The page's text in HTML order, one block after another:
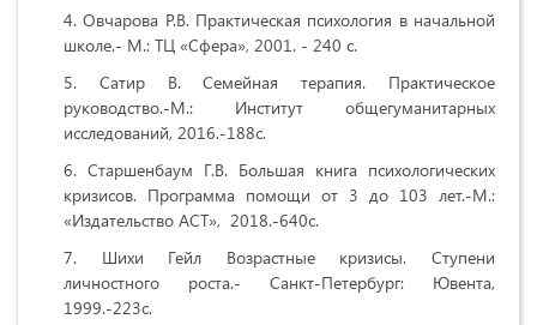
Овчарова Р.В. Практическая психология в начальной
школе.- М.: ТЦ «Сфера», 2001. - 240 с.
Сатир В. Семейная терапия. Практическое
руководство.-М.: Институт общегуманитарных
исследований, 2016.-188с.
Старшенбаум Г.В. Большая книга психологических
кризисов. Программа помощи от 3 до 103 лет.-М.:
«Издательство АСТ», 2018.-640с.
Шихи Гейл Возрастные кризисы. Ступени
личностного роста.- Санкт-Петербург: Ювента,
1999.-223с.